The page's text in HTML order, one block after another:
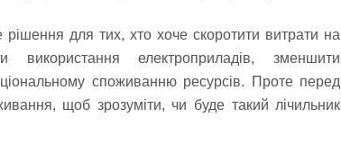
для тих, хто хоче скоротити витрати на
використання електроприладів, зменшити
споживанню ресурсів. Проте перед
щоб зрозуміти, чи буде такий лічильник